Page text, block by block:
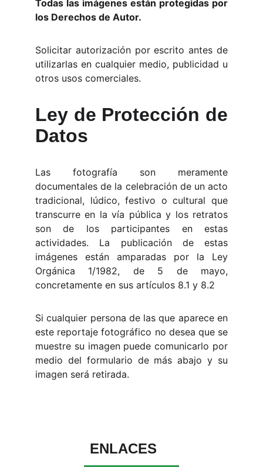
Todas las imágenes están protegidas por
los Derechos de Autor.
Solicitar autorización por escrito antes de
utilizarlas en cualquier medio, publicidad u
otros usos comerciales.
Ley de Protección de
Datos
Las fotografía son meramente
documentales de la celebración de un acto
tradicional, lúdico, festivo o cultural que
transcurre en la vía pública y los retratos
son de los participantes en estas
actividades. La publicación de estas
imágenes están amparadas por la Ley
Orgánica 1/1982, de 5 de mayo,
concretamente en sus artículos 8.1 y 8.2
Si cualquier persona de las que aparece en
este reportaje fotográfico no desea que se
muestre su imagen puede comunicarlo por
medio del formulario de más abajo y su
imagen será retirada.
ENLACES